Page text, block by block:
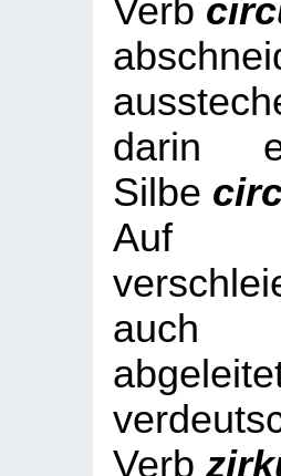
Verb
darin
Silbe
Auf
auch
Verb